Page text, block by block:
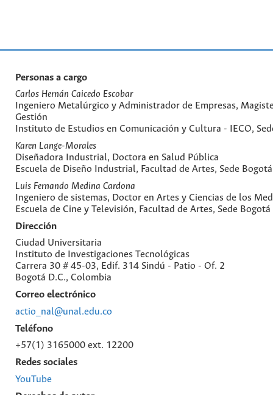
Personas a cargo
Carlos Hernán Caicedo Escobar
Ingeniero Metalúrgico y Administrador de Empresas,
Gestión
Instituto de Estudios en Comunicación y Cultura - IECO,
Karen Lange-Morales
Diseñadora Industrial, Doctora en Salud Pública
Escuela de Diseño Industrial, Facultad de Artes, Sede Bogotá
Luis Fernando Medina Cardona
Ingeniero de sistemas, Doctor en Artes y Ciencias de los
Escuela de Cine y Televisión, Facultad de Artes, Sede Bogotá
Dirección
Ciudad Universitaria
Instituto de Investigaciones Tecnológicas
Carrera 30 # 45-03, Edif. 314 Sindú - Patio - Of. 2
Bogotá D.C., Colombia
Correo electrónico
actio_nal@unal.edu.co
Teléfono
+57(1) 3165000 ext. 12200
Redes sociales
YouTube